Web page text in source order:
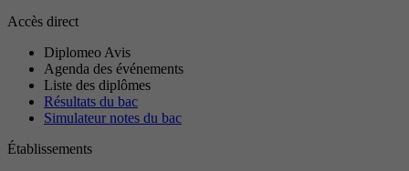
Accès direct
Diplomeo Avis
Agenda des événements
Liste des diplômes
Résultats du bac
Simulateur notes du bac
Établissements